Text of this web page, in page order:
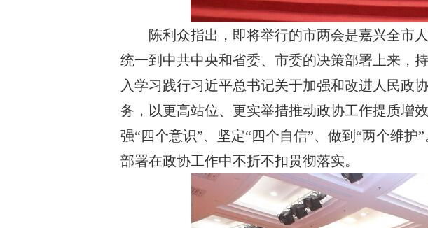
陈利众指出，即将举行的市两会是嘉兴全市
统一到中共中央和省委、市委的决策部署上来，
入学习践行习近平总书记关于加强和改进人民政
务，以更高站位、更实举措推动政协工作提质增效
强“四个意识”、坚定“四个自信”、做到“两个维护”
部署在政协工作中不折不扣贯彻落实。